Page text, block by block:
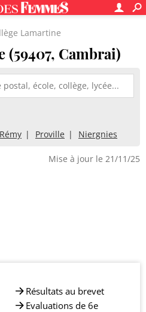
Lamartine
(59407, Cambrai)
Proville Niergnies
Mise à jour le 21/11/25
Résultats au brevet
Evaluations de 6e